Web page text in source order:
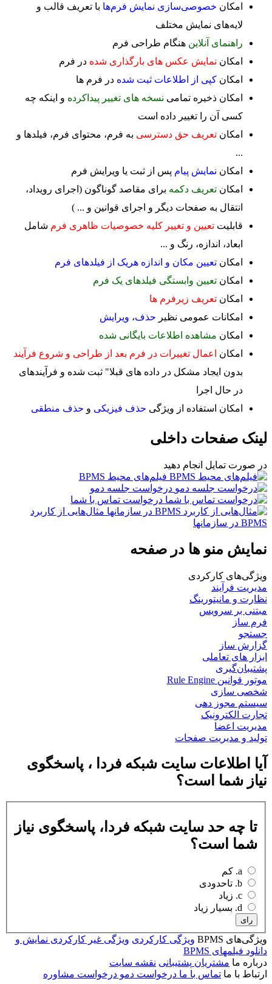
امکان خصوصی‌سازی نمایش فرم‌ها با تعریف قالب و
لایه‌های نمایش مختلف
راهنمای آنلاین هنگام طراحی فرم
امکان نمایش عکس های بارگذاری شده در فرم
امکان کپی از اطلاعات ثبت شده در فرم ها
امکان ذخیره تمامی نسخه های تغییر پیداکرده و اینکه چه
کسی آن را تغییر داده است
امکان تعریف حق دسترسی به فرم، محتوای فرم، فیلدها و
...
امکان نمایش پیام پس از ثبت یا ویرایش فرم
امکان تعریف دکمه برای مقاصد گوناگون (اجرای رویداد،
انتقال به صفحات دیگر و اجرای قوانین و ... )
قابلیت تعیین و تغییر کلیه خصوصیات ظاهری فرم شامل
ابعاد، اندازه، رنگ و ...
امکان تعیین مکان و اندازه هریک از فیلدهای فرم
امکان تعیین وابستگی فیلدهای یک فرم
امکان تعریف زیرفرم ها
امکانات عمومی نظیر حذف، ویرایش
امکان مشاهده اطلاعات بایگانی شده
امکان
اعمال تغییرات در فرم بعد از طراحی و شروع فرآیند
بدون ایجاد مشکل در داده های قبلا" ثبت شده و فرآیندهای
در حال اجرا
امکان استفاده از ویژگی حذف فیزیکی و حذف منطقی
لینک صفحات داخلی
در صورت تمایل انجام دهید
فیلم‌های محیط BPMS
درخواست جلسه دمو
درخواست تماس با شما
مثال‌هایی از کاربرد
BPMS در سازمانها
نمایش منو ها در صفحه
ویژگی‌های كاركردی
مدیریت فرآیند
نظارت و مانیتورینگ
مبتنی بر سرویس
فرم ساز
جستجو
گزارش ساز
ابزار های تعاملی
پشتیبان‌گیری
موتور قوانین Rule Engine
شخصی سازی
سیستم مجوز دهی
تجارت الکترونیک
مدیریت اعضا
تولید و مدیریت صفحات
آیا اطلاعات سایت شبکه فردا ، پاسخگوی
نیاز شما است؟
تا چه حد سایت شبکه فردا، پاسخگوی نیاز
شما است؟
رای
ویژگی‌های BPMS ویژگی کارکردی ویژگی غیر کارکردی نمایش و
دانلود فیلمهای BPMS
درباره ما مشتریان پشتیبانی نقشه سایت
ارتباط با ما تماس با ما درخواست دمو درخواست مشاوره